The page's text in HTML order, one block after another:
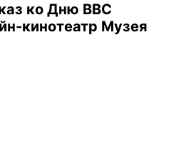
ко Дню ВВС
кинотеатр Музея